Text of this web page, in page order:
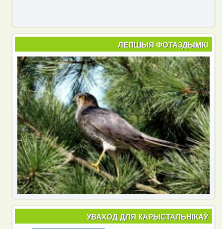
ЛЕПШЫЯ ФОТАЗДЫМКІ
УВАХОД ДЛЯ КАРЫСТАЛЬНІКАЎ